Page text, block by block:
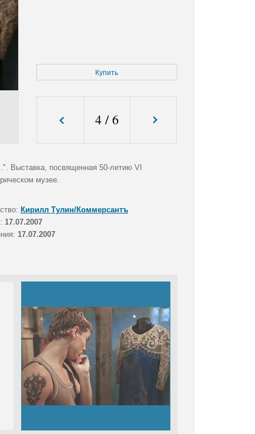
Купить
4/6
Выставка, посвященная 50-летию VI
музее.
Кирилл Тулин/Коммерсантъ
17.07.2007
17.07.2007